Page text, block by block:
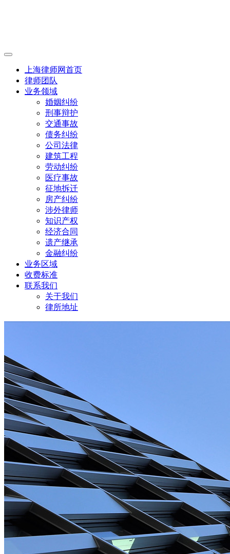
上海律师网首页
律师团队
业务领域
婚姻纠纷
刑事辩护
交通事故
债务纠纷
公司法律
建筑工程
劳动纠纷
医疗事故
征地拆迁
房产纠纷
涉外律师
知识产权
经济合同
遗产继承
金融纠纷
业务区域
收费标准
联系我们
关于我们
律所地址